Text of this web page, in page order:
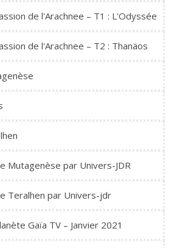
de l'Arachnee – T1 : L'Odyssée
de l'Arachnee – T2 : Thanäos
Mutagenèse par Univers-JDR
Teralhen par Univers-jdr
Gaïa TV – Janvier 2021